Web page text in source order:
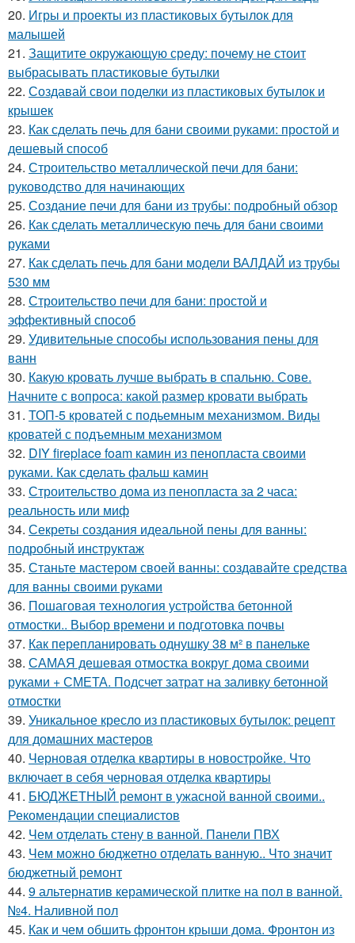
20. Игры и проекты из пластиковых бутылок для
малышей
21. Защитите окружающую среду: почему не стоит
выбрасывать пластиковые бутылки
22. Создавай свои поделки из пластиковых бутылок и
крышек
23. Как сделать печь для бани своими руками: простой и
дешевый способ
24. Строительство металлической печи для бани:
руководство для начинающих
25. Создание печи для бани из трубы: подробный обзор
26. Как сделать металлическую печь для бани своими
руками
27. Как сделать печь для бани модели ВАЛДАЙ из трубы
530 мм
28. Строительство печи для бани: простой и
эффективный способ
29. Удивительные способы использования пены для
ванн
30. Какую кровать лучше выбрать в спальню. Сове.
Начните с вопроса: какой размер кровати выбрать
31. ТОП-5 кроватей с подьемным механизмом. Виды
кроватей с подъемным механизмом
32. DIY fireplace foam камин из пенопласта своими
руками. Как сделать фальш камин
33. Строительство дома из пенопласта за 2 часа:
реальность или миф
34. Секреты создания идеальной пены для ванны:
подробный инструктаж
35. Станьте мастером своей ванны: создавайте средства
для ванны своими руками
36. Пошаговая технология устройства бетонной
отмостки.. Выбор времени и подготовка почвы
37. Как перепланировать однушку 38 м² в панельке
38. САМАЯ дешевая отмостка вокруг дома своими
руками + СМЕТА. Подсчет затрат на заливку бетонной
отмостки
39. Уникальное кресло из пластиковых бутылок: рецепт
для домашних мастеров
40. Черновая отделка квартиры в новостройке. Что
включает в себя черновая отделка квартиры
41. БЮДЖЕТНЫЙ ремонт в ужасной ванной своими..
Рекомендации специалистов
42. Чем отделать стену в ванной. Панели ПВХ
43. Чем можно бюджетно отделать ванную.. Что значит
бюджетный ремонт
44. 9 альтернатив керамической плитке на пол в ванной.
№4. Наливной пол
45. Как и чем обшить фронтон крыши дома. Фронтон из